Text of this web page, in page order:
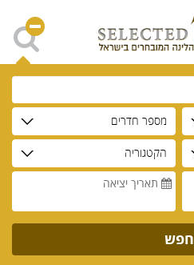
מספר חדרים
הקטגוריה
תאריך יציאה
חפש